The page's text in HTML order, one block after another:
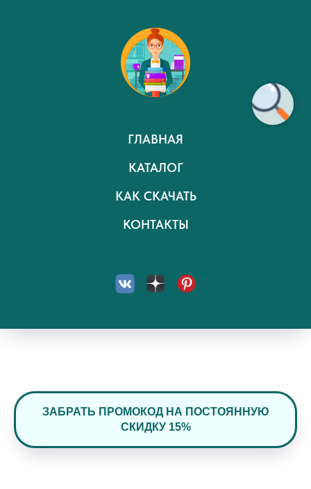
ГЛАВНАЯ
КАТАЛОГ
КАК СКАЧАТЬ
КОНТАКТЫ
ЗАБРАТЬ ПРОМОКОД НА ПОСТОЯННУЮ
СКИДКУ 15%